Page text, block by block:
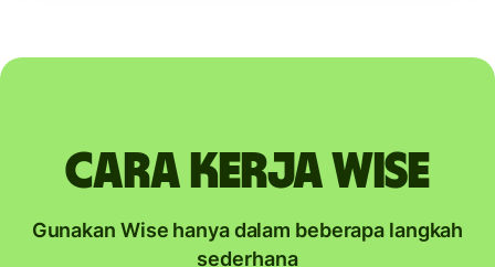
Cara kerja Wise
Gunakan Wise hanya dalam beberapa langkah
sederhana